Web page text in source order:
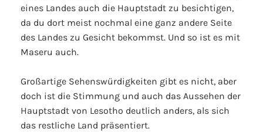
eines Landes auch die Hauptstadt zu besichtigen,
da du dort meist nochmal eine ganz andere Seite
des Landes zu Gesicht bekommst. Und so ist es mit
Maseru auch.
Großartige Sehenswürdigkeiten gibt es nicht, aber
doch ist die Stimmung und auch das Aussehen der
Hauptstadt von Lesotho deutlich anders, als sich
das restliche Land präsentiert.